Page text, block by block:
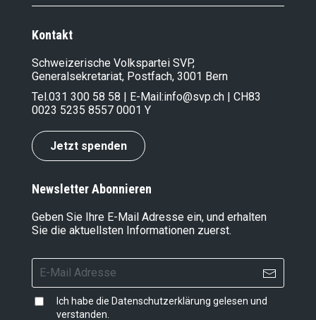
Kontakt
Schweizerische Volkspartei SVP,
Generalsekretariat, Postfach, 3001 Bern
Tel.031 300 58 58 | E-Mail:info@svp.ch | CH83
0023 5235 8557 0001 Y
Jetzt spenden
Newsletter Abonnieren
Geben Sie Ihre E-Mail Adresse ein, und erhalten
Sie die aktuellsten Informationen zuerst.
Ich habe die Datenschutzerklärung gelesen und
verstanden.